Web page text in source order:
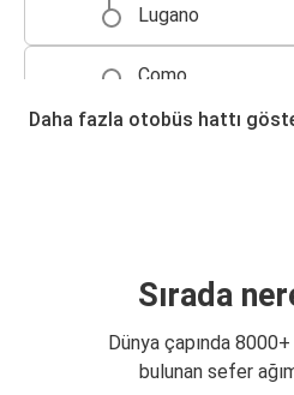
Lugano
Como
Como
Bergamo Orio al
Lugano
Daha fazla otobüs hattı
Sırada
Dünya çapında
bulunan sefer